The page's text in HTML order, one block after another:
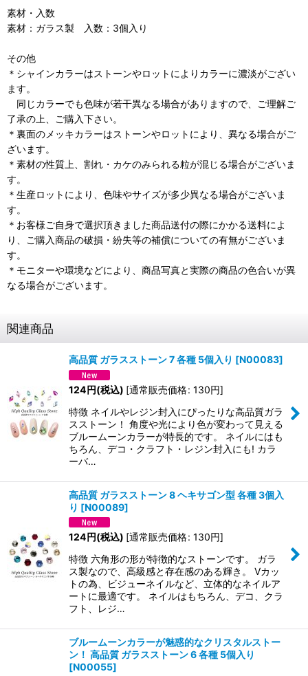
素材・入数
素材：ガラス製 入数：3個入り
その他
＊シャインカラーはストーンやロットによりカラーに濃淡がござい
ます。
同じカラーでも色味が若干異なる場合がありますので、ご理解ご
了承の上、ご購入下さい。
＊裏面のメッキカラーはストーンやロットにより、異なる場合がご
ざいます。
＊素材の性質上、割れ・カケのみられる粒が混じる場合がございま
す。
＊生産ロットにより、色味やサイズが多少異なる場合がございま
す。
＊お客様ご自身で選択頂きました商品送付の際にかかる送料によ
り、ご購入商品の破損・紛失等の補償についての有無がございま
す。
＊モニターや環境などにより、商品写真と実際の商品の色合いが異
なる場合がございます。
関連商品
高品質 ガラスストーン 7 各種 5個入り [N00083]
124円(税込) [通常販売価格: 130円]
特徴 ネイルやレジン封入にぴったりな高品質ガラ
スストーン！ 角度や光により色が変わって見える
ブルームーンカラーが特長的です。 ネイルにはも
ちろん、デコ・クラフト・レジン封入にも! カラ
ーバ…
高品質 ガラスストーン 8 ヘキサゴン型 各種 3個入
り [N00089]
124円(税込) [通常販売価格: 130円]
特徴 六角形の形が特徴的なストーンです。 ガラ
ス製なので、高級感と存在感のある輝き。 Vカッ
トの為、ビジューネイルなど、立体的なネイルア
ートに最適です。 ネイルはもちろん、デコ、クラ
フト、レジ…
ブルームーンカラーが魅惑的なクリスタルストー
ン！ 高品質 ガラスストーン 6 各種 5個入り
[N00055]